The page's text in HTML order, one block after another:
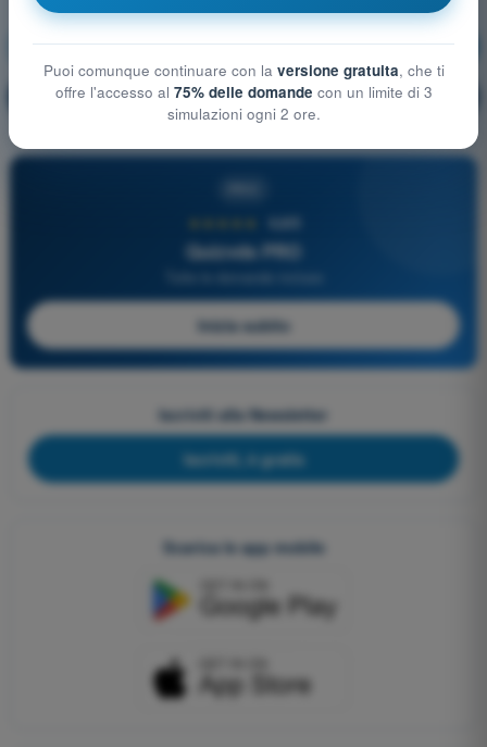
Assicurazioni Allenamento!
🔒 PRO Spiegazione domanda
4,6/5
Quizvds PRO
Inizia subito
Iscriviti alla Newsletter
Iscriviti, è gratis
Scarica le app mobile
Puoi comunque continuare con la versione gratuita, che ti
offre l'accesso al 75% delle domande con un limite di 3
simulazioni ogni 2 ore.